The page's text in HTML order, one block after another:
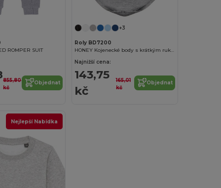
ROMPER SUIT
855,80
kč
Objednat
+3
Roly BD7200
HONEY Kojenecké body s krátkým rukávem
Najnižší cena:
143,75
kč
165,01
kč
Objednat
Nejlepší Nabídka